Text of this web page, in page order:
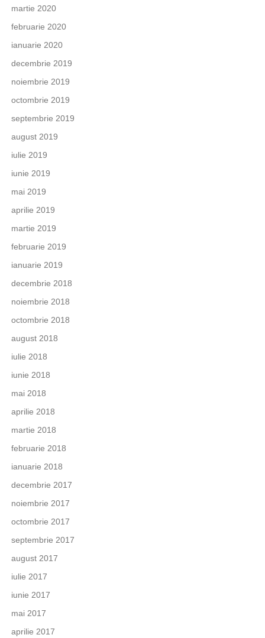
martie 2020
februarie 2020
ianuarie 2020
decembrie 2019
noiembrie 2019
octombrie 2019
septembrie 2019
august 2019
iulie 2019
iunie 2019
mai 2019
aprilie 2019
martie 2019
februarie 2019
ianuarie 2019
decembrie 2018
noiembrie 2018
octombrie 2018
august 2018
iulie 2018
iunie 2018
mai 2018
aprilie 2018
martie 2018
februarie 2018
ianuarie 2018
decembrie 2017
noiembrie 2017
octombrie 2017
septembrie 2017
august 2017
iulie 2017
iunie 2017
mai 2017
aprilie 2017